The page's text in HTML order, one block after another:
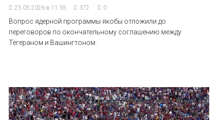
25.05.2026 в 11:35 372 0
Вопрос ядерной программы якобы отложили до
переговоров по окончательному соглашению между
Тегераном и Вашингтоном.